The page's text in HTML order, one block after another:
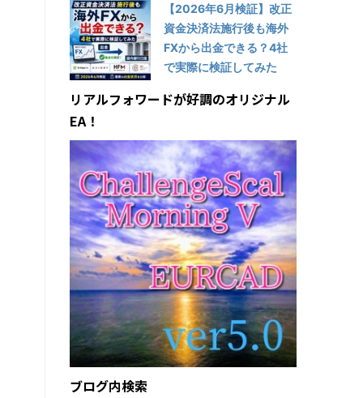
【2026年6月検証】改正
資金決済法施行後も海外
FXから出金できる？4社
で実際に検証してみた
リアルフォワードが好調のオリジナル
EA！
ブログ内検索